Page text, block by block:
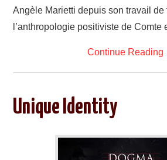
Angèle Marietti depuis son travail de
l’anthropologie positiviste de Comte
Continue Reading
Unique Identity